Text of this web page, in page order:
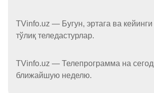
TVinfo.uz — Бугун, эртага ва
тўлиқ теледастурлар.
TVinfo.uz — Телепрограмма на
ближайшую неделю.